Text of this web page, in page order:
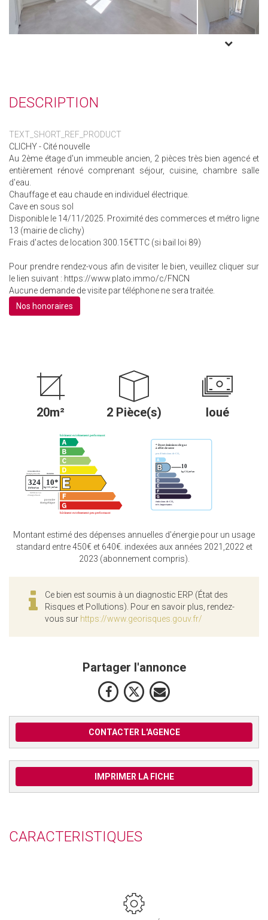
DESCRIPTION
TEXT_SHORT_REF_PRODUCT
CLICHY - Cité nouvelle
Au 2ème étage d'un immeuble ancien, 2 pièces très bien agencé et
entièrement rénové comprenant séjour, cuisine, chambre salle
d'eau.
Chauffage et eau chaude en individuel électrique.
Cave en sous sol
Disponible le 14/11/2025. Proximité des commerces et métro ligne
13 (mairie de clichy)
Frais d'actes de location 300.15€TTC (si bail loi 89)
Pour prendre rendez-vous afin de visiter le bien, veuillez cliquer sur
le lien suivant : https://www.plato.immo/c/FNCN
Aucune demande de visite par téléphone ne sera traitée.
Nos honoraires
20m² 2 Pièce(s) loué
Montant estimé des dépenses annuelles d'énergie pour un usage
standard entre 450€ et 640€. indexées aux années 2021,2022 et
2023 (abonnement compris).
Ce bien est soumis à un diagnostic ERP (État des
Risques et Pollutions). Pour en savoir plus, rendez-
vous sur https://www.georisques.gouv.fr/
Partager l'annonce
CONTACTER L'AGENCE
IMPRIMER LA FICHE
CARACTERISTIQUES